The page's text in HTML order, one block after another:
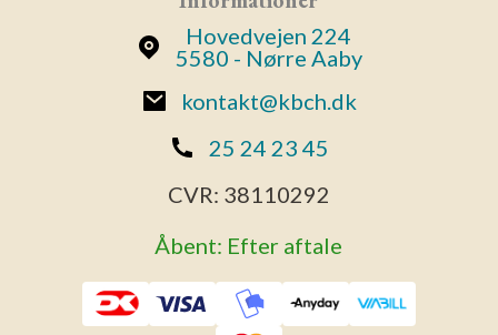
Hovedvejen 224
5580 - Nørre Aaby
kontakt@kbch.dk
25 24 23 45
CVR: 38110292
Åbent: Efter aftale